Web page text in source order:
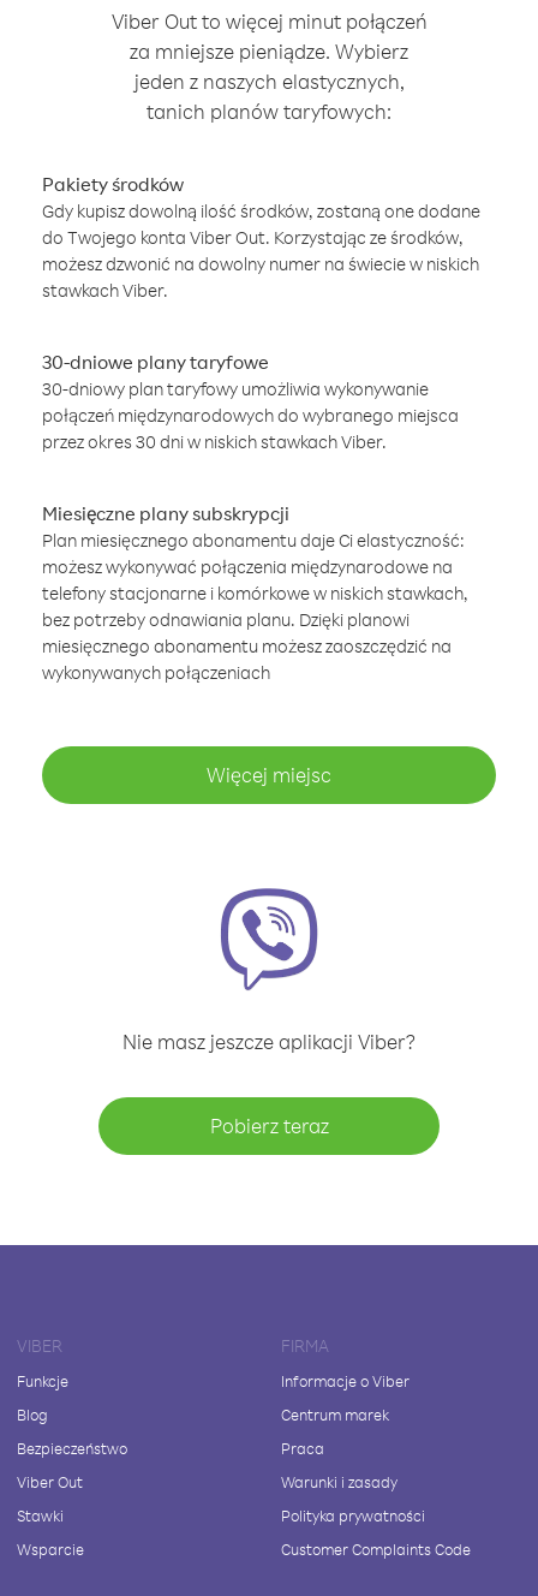
Viber Out to więcej minut połączeń
za mniejsze pieniądze. Wybierz
jeden z naszych elastycznych,
tanich planów taryfowych:
Pakiety środków
Gdy kupisz dowolną ilość środków, zostaną one dodane
do Twojego konta Viber Out. Korzystając ze środków,
możesz dzwonić na dowolny numer na świecie w niskich
stawkach Viber.
30-dniowe plany taryfowe
30-dniowy plan taryfowy umożliwia wykonywanie
połączeń międzynarodowych do wybranego miejsca
przez okres 30 dni w niskich stawkach Viber.
Miesięczne plany subskrypcji
Plan miesięcznego abonamentu daje Ci elastyczność:
możesz wykonywać połączenia międzynarodowe na
telefony stacjonarne i komórkowe w niskich stawkach,
bez potrzeby odnawiania planu. Dzięki planowi
miesięcznego abonamentu możesz zaoszczędzić na
wykonywanych połączeniach
Więcej miejsc
Nie masz jeszcze aplikacji Viber?
Pobierz teraz
VIBER
Funkcje
Blog
Bezpieczeństwo
Viber Out
Stawki
Wsparcie
FIRMA
Informacje o Viber
Centrum marek
Praca
Warunki i zasady
Polityka prywatności
Customer Complaints Code